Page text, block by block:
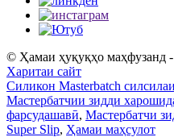
© Ҳамаи ҳуқуқҳо маҳфузанд
Харитаи сайт
Силикон Masterbatch
Мастербатчии зидди
фарсудашавӣ, Мастербатчи
Super Slip, Ҳамаи маҳсулот